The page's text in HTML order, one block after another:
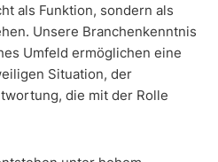
als Funktion, sondern als
Unsere Branchenkenntnis
Umfeld ermöglichen eine
Situation, der
die mit der Rolle